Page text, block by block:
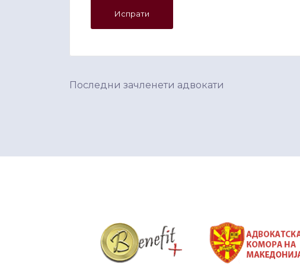
Последни зачленети адвокати